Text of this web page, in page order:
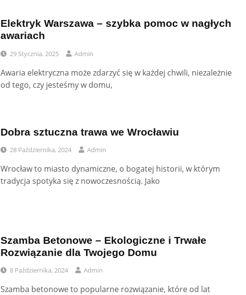
Elektryk Warszawa – szybka pomoc w nagłych
awariach
29 Stycznia, 2025 Admin
Awaria elektryczna może zdarzyć się w każdej chwili, niezależnie
od tego, czy jesteśmy w domu,
Dobra sztuczna trawa we Wrocławiu
28 Października, 2024 Admin
Wrocław to miasto dynamiczne, o bogatej historii, w którym
tradycja spotyka się z nowoczesnością. Jako
Szamba Betonowe – Ekologiczne i Trwałe
Rozwiązanie dla Twojego Domu
8 Października, 2024 Admin
Szamba betonowe to popularne rozwiązanie, które od lat